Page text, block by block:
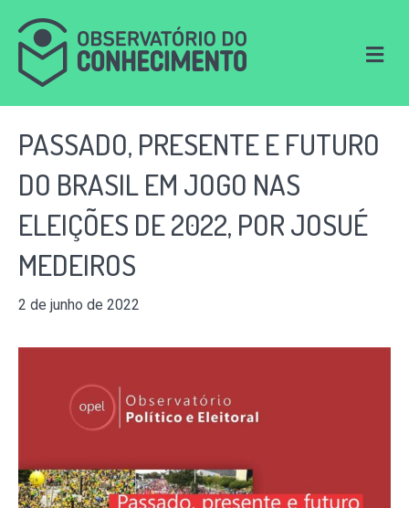
M
e
u
PASSADO, PRESENTE E FUTURO
DO BRASIL EM JOGO NAS
ELEIÇÕES DE 2022, POR JOSUÉ
MEDEIROS
2 de junho de 2022